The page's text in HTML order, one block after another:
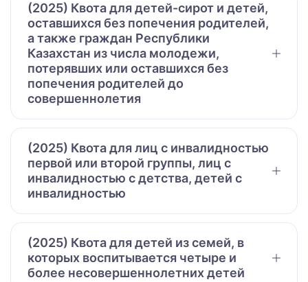
(2025) Квота для детей-сирот и детей,
оставшихся без попечения родителей,
а также граждан Республики
Казахстан из числа молодежи,
потерявших или оставшихся без
попечения родителей до
совершеннолетия
(2025) Квота для лиц с инвалидностью
первой или второй группы, лиц с
инвалидностью с детства, детей с
инвалидностью
(2025) Квота для детей из семей, в
которых воспитывается четыре и
более несовершеннолетних детей